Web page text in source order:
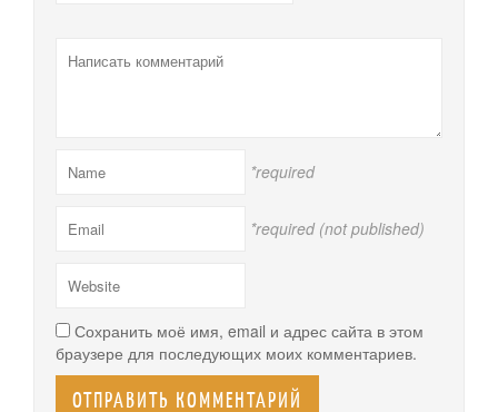
*required
*required (not published)
Сохранить моё имя, email и адрес сайта в этом
браузере для последующих моих комментариев.